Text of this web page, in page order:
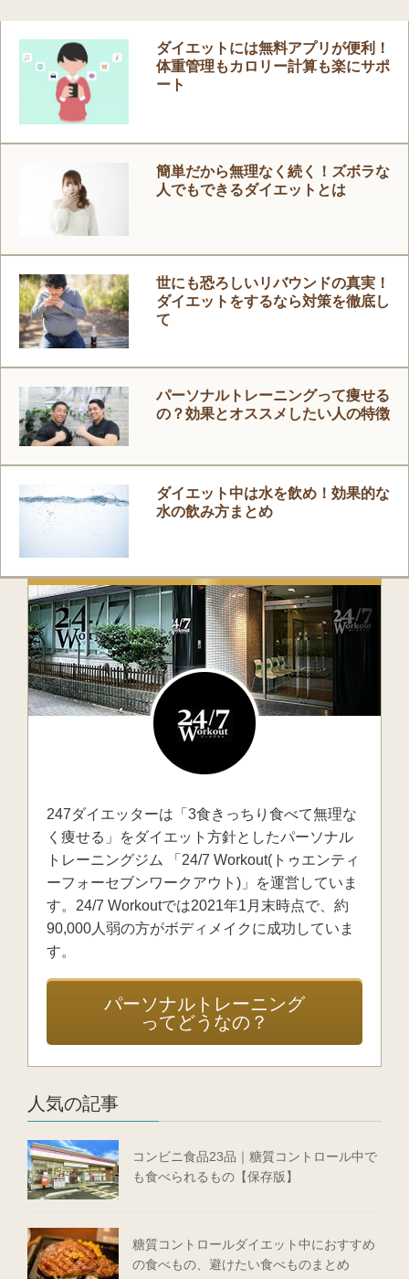
ダイエットには無料アプリが便利！
体重管理もカロリー計算も楽にサポ
ート
簡単だから無理なく続く！ズボラな
人でもできるダイエットとは
世にも恐ろしいリバウンドの真実！
ダイエットをするなら対策を徹底し
て
パーソナルトレーニングって痩せる
の？効果とオススメしたい人の特徴
ダイエット中は水を飲め！効果的な
水の飲み方まとめ
247ダイエッターは「3食きっちり食べて無理な
く痩せる」をダイエット方針としたパーソナル
トレーニングジム 「24/7 Workout(トゥエンティ
ーフォーセブンワークアウト)」を運営していま
す。24/7 Workoutでは2021年1月末時点で、約
90,000人弱の方がボディメイクに成功していま
す。
パーソナルトレーニング
ってどうなの？
人気の記事
コンビニ食品23品｜糖質コントロール中で
も食べられるもの【保存版】
糖質コントロールダイエット中におすすめ
の食べもの、避けたい食べものまとめ